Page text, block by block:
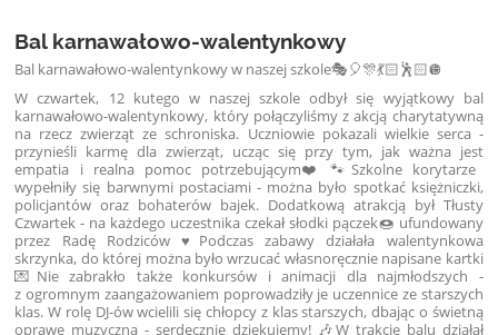
Bal karnawałowo-walentynkowy
Bal karnawałowo-walentynkowy w naszej szkole🎭🎈🎊💃🏻🕺🏻🪩
W czwartek, 12 kutego w naszej szkole odbył się wyjątkowy bal
karnawałowo-walentynkowy, który połączyliśmy z akcją charytatywną
na rzecz zwierząt ze schroniska. Uczniowie pokazali wielkie serca -
przynieśli karmę dla zwierząt, ucząc się przy tym, jak ważna jest
empatia i realna pomoc potrzebującym❤️🐾Szkolne korytarze
wypełniły się barwnymi postaciami - można było spotkać księżniczki,
policjantów oraz bohaterów bajek. Dodatkową atrakcją był Tłusty
Czwartek - na każdego uczestnika czekał słodki pączek🍩 ufundowany
przez Radę Rodziców ♥️Podczas zabawy działała walentynkowa
skrzynka, do której można było wrzucać własnoręcznie napisane kartki
💌Nie zabrakło także konkursów i animacji dla najmłodszych -
z ogromnym zaangażowaniem poprowadziły je uczennice ze starszych
klas. W rolę DJ-ów wcielili się chłopcy z klas starszych, dbając o świetną
oprawę muzyczną - serdecznie dziękujemy! 🎶W trakcie balu działał